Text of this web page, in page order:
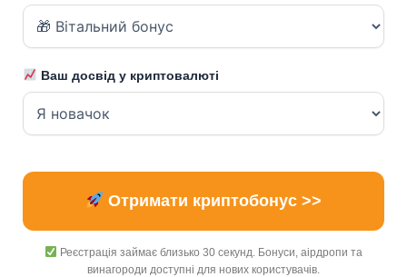
Ваш досвід у криптовалюті
Отримати криптобонус >>
Реєстрація займає близько 30 секунд. Бонуси, аірдропи та
винагороди доступні для нових користувачів.